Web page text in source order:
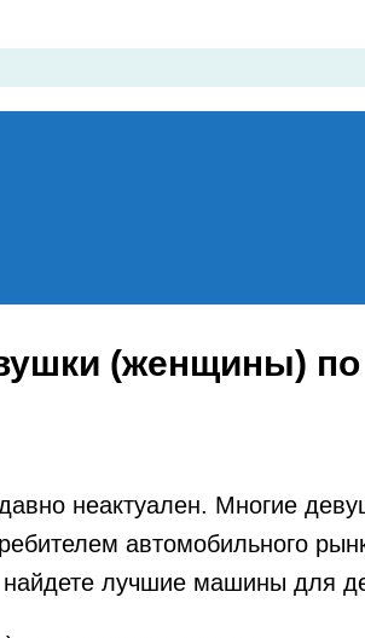
(женщины) по
неактуален. Многие
автомобильного
лучшие машины для